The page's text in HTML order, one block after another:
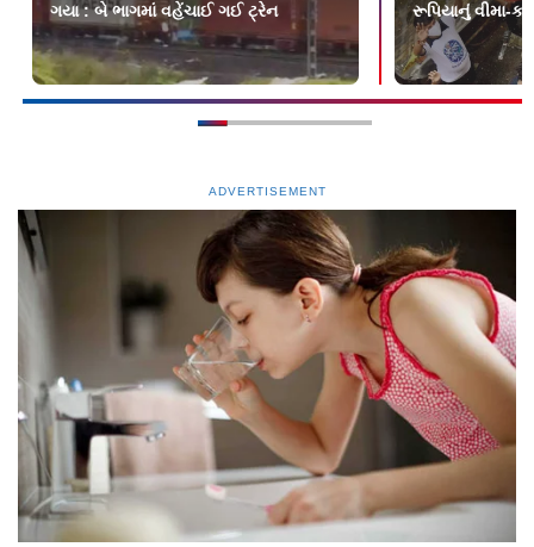
ગયા : બે ભાગમાં વહેંચાઈ ગઈ ટ્રેન
રૂપિયાનું વીમા-
ADVERTISEMENT